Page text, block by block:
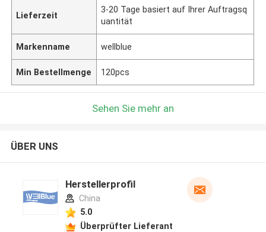
Lieferzeit
3-20 Tage basiert auf Ihrer Auftragsq
uantität
Markenname wellblue
Min Bestellmenge 120pcs
Sehen Sie mehr an
ÜBER UNS
Herstellerprofil
China
5.0
Überprüfter Lieferant